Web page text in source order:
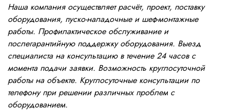
Наша компания осуществляет расчёт, проект, поставку
оборудования, пуско-наладочные и шеф-монтажные
работы. Профилактическое обслуживание и
послегарантийную поддержку оборудования. Выезд
специалиста на консультацию в течение 24 часов с
момента подачи заявки. Возможность круглосуточной
работы на объекте. Круглосуточные консультации по
телефону при решении различных проблем с
оборудованием.